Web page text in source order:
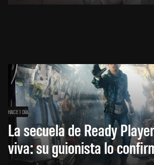
HACE 1 DÍA
La secuela de Ready
viva: su guionista lo